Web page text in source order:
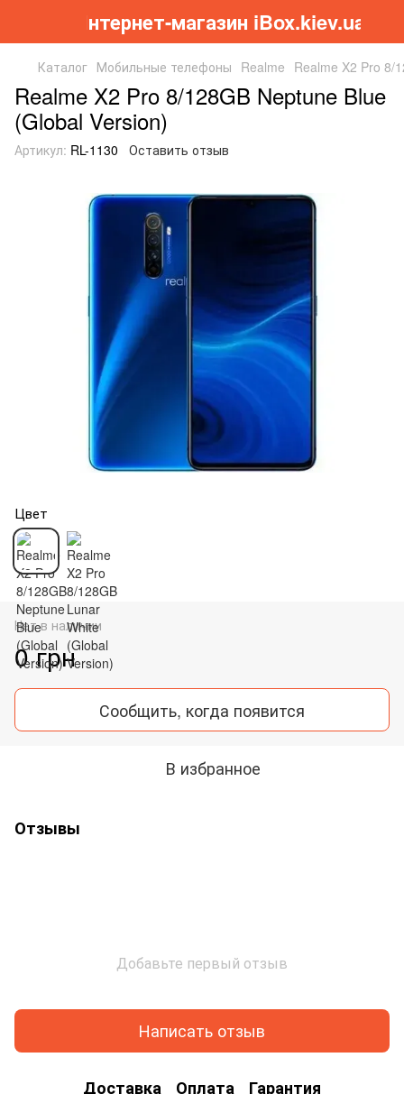
Інтернет-магазин iBox.kiev.ua
Каталог Мобильные телефоны Realme Realme X2 Pro 8/
Realme X2 Pro 8/128GB Neptune Blue
(Global Version)
Артикул: RL-1130 Оставить отзыв
Цвет
Нет в наличии
0 грн
Сообщить, когда появится
В избранное
Отзывы
Добавьте первый отзыв
Написать отзыв
Доставка Оплата Гарантия